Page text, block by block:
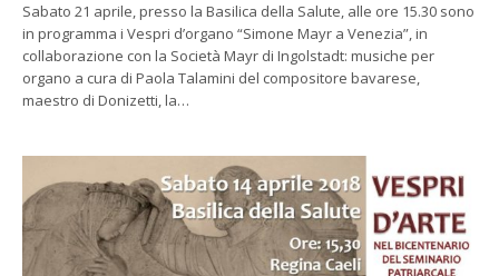
Sabato 21 aprile, presso la Basilica della Salute, alle ore 15.30 sono
in programma i Vespri d’organo “Simone Mayr a Venezia”, in
collaborazione con la Società Mayr di Ingolstadt: musiche per
organo a cura di Paola Talamini del compositore bavarese,
maestro di Donizetti, la…